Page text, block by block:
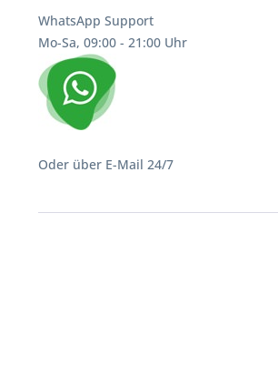
WhatsApp Support
Mo-Sa, 09:00 - 21:00 Uhr
Oder über E-Mail 24/7